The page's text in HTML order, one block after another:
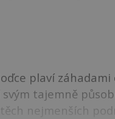
plaví
tajemně
nejmenších